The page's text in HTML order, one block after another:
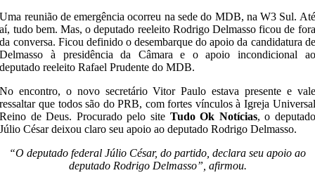
Uma reunião de emergência ocorreu na sede do MDB, na W3 Sul. Até
aí, tudo bem. Mas, o deputado reeleito Rodrigo Delmasso ficou de fora
da conversa. Ficou definido o desembarque do apoio da candidatura de
Delmasso à presidência da Câmara e o apoio incondicional ao
deputado reeleito Rafael Prudente do MDB.
No encontro, o novo secretário Vitor Paulo estava presente e vale
ressaltar que todos são do PRB, com fortes vínculos à Igreja Universal
Reino de Deus. Procurado pelo site Tudo Ok Notícias, o deputado
Júlio César deixou claro seu apoio ao deputado Rodrigo Delmasso.
“O deputado federal Júlio César, do partido, declara seu apoio ao
deputado Rodrigo Delmasso”, afirmou.